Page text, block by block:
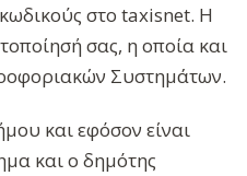
στο taxisnet. Η
σας, η οποία και
Συστημάτων.
και εφόσον είναι
και ο δημότης